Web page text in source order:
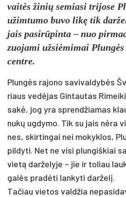
vaitės ži­nių se­mia­si tri­jo­se
užim­tu­mo bu­vo likę tik
jais pa­si­rūpin­ta – nuo
zuo­ja­mi už­siė­mi­mai
cent­re.
Plungės ra­jo­no sa­vi­val­dybės
riaus vedė­jas Gin­tau­tas
sakė, jog yra sprend­žia­mas
nukų ug­dy­mo. Tik su jais nėra
nes, skir­tin­gai nei mo­kyk­los,
pil­dy­ti. Net ne vi­si plun­giš­kiai
vietą dar­že­ly­je – jie ir to­liau
galės pra­dėti lan­ky­ti dar­želį.
Ta­čiau vie­tos vald­žia